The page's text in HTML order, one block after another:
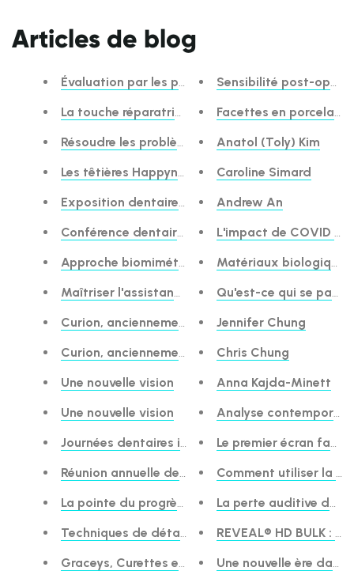
Articles de blog
Évaluation par les pairs : TheraBase® Self-
La touche réparatrice de TheraCal LC® de BISCO
Résoudre les problèmes courants de matrices
Les têtières Happynecks sont les meilleures en
Exposition dentaire du Nord-Ouest 2022
Conférence dentaire du Pacifique
Approche biomimétique des restaurations
Maîtriser l'assistance avec les composites
Curion, anciennement Bisco Canada, dévoile
Curion, anciennement Bisco Canada, dévoile
Une nouvelle vision
Une nouvelle vision
Journées dentaires internationales du Québec
Réunion annuelle de printemps de l'ODA
La pointe du progrès : Sélectionner des
Techniques de détartrage intelligentes -
Graceys, Curettes et Sickles Oh My ! Un
Sensibilité post-
Facettes en
Anatol (Toly) Kim
Caroline Simard
Andrew An
L'impact de COVID
Matériaux
Qu'est-ce qui se
Jennifer Chung
Chris Chung
Anna Kajda-Minett
Analyse
Le premier écran
Comment utiliser la
La perte auditive
REVEAL® HD BULK :
Une nouvelle ère